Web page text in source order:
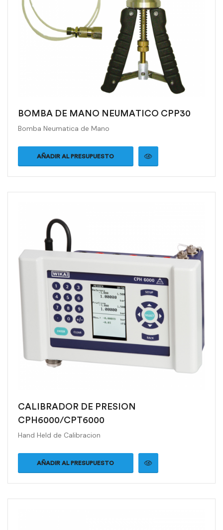
BOMBA DE MANO NEUMATICO CPP30
Bomba Neumatica de Mano
AÑADIR AL PRESUPUESTO
CALIBRADOR DE PRESION
CPH6000/CPT6000
Hand Held de Calibracion
AÑADIR AL PRESUPUESTO